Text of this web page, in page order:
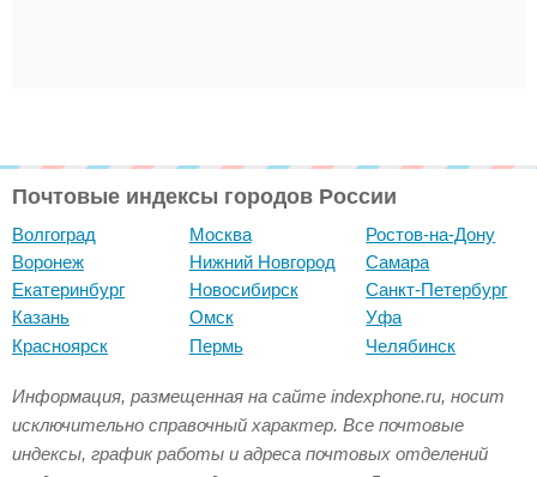
Почтовые индексы городов России
Волгоград
Воронеж
Екатеринбург
Казань
Красноярск
Москва
Нижний Новгород
Новосибирск
Омск
Пермь
Ростов-на-Дону
Самара
Санкт-Петербург
Уфа
Челябинск
Информация, размещенная на сайте indexphone.ru, носит
исключительно справочный характер. Все почтовые
индексы, график работы и адреса почтовых отделений